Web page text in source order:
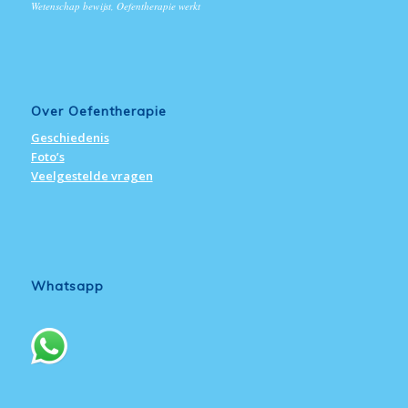
Wetenschap bewijst, Oefentherapie werkt
Over Oefentherapie
Geschiedenis
Foto’s
Veelgestelde vragen
Whatsapp